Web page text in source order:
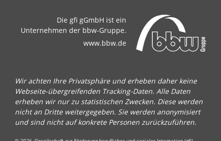
Die gfi gGmbH ist ein
Unternehmen der bbw-Gruppe.
www.bbw.de
Wir achten Ihre Privatsphäre und erheben daher keine
Webseite-übergreifenden Tracking-Daten. Alle Daten
erheben wir nur zu statistischen Zwecken. Diese werden
nicht an Dritte weitergegeben. Sie werden anonymisiert
und sind nicht auf konkrete Personen zurückzuführen.